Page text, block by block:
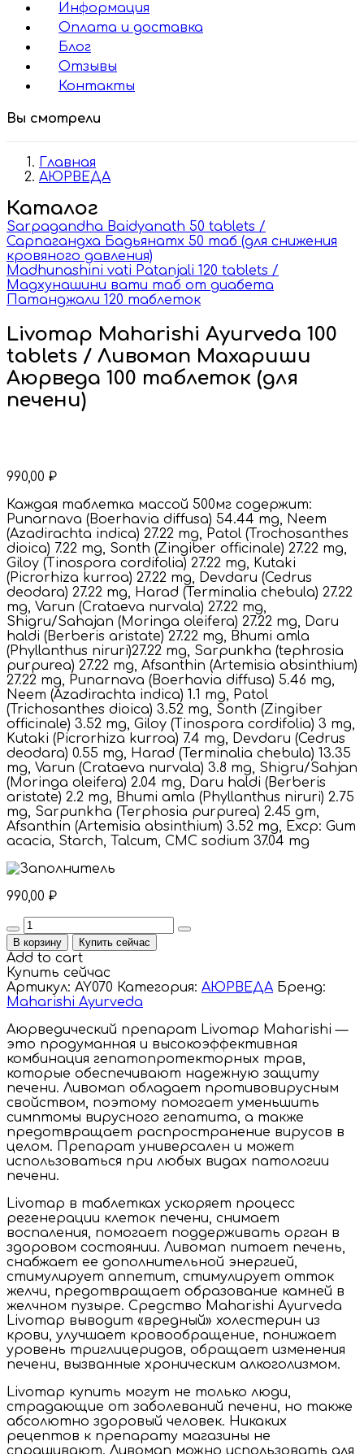
Информация
Оплата и доставка
Блог
Отзывы
Контакты
Вы смотрели
Главная
АЮРВЕДА
Каталог
Sarpagandha Baidyanath 50 tablets /
Сарпагандха Бадьянатх 50 таб (для снижения
кровяного давления)
Madhunashini vati Patanjali 120 tablets /
Мадхунашини вати таб от диабета
Патанджали 120 таблеток
Livomap Maharishi Ayurveda 100
tablets / Ливомап Махариши
Аюрведа 100 таблеток (для
печени)
990,00 ₽
Каждая таблетка массой 500мг содержит:
Punarnava (Boerhavia diffusa) 54.44 mg, Neem
(Azadirachta indica) 27.22 mg, Patol (Trochosanthes
dioica) 7.22 mg, Sonth (Zingiber officinale) 27.22 mg,
Giloy (Tinospora cordifolia) 27.22 mg, Kutaki
(Picrorhiza kurroa) 27.22 mg, Devdaru (Cedrus
deodara) 27.22 mg, Harad (Terminalia chebula) 27.22
mg, Varun (Crataeva nurvala) 27.22 mg,
Shigru/Sahajan (Moringa oleifera) 27.22 mg, Daru
haldi (Berberis aristate) 27.22 mg, Bhumi amla
(Phyllanthus niruri)27.22 mg, Sarpunkha (tephrosia
purpurea) 27.22 mg, Afsanthin (Artemisia absinthium)
27.22 mg, Punarnava (Boerhavia diffusa) 5.46 mg,
Neem (Azadirachta indica) 1.1 mg, Patol
(Trichosanthes dioica) 3.52 mg, Sonth (Zingiber
officinale) 3.52 mg, Giloy (Tinospora cordifolia) 3 mg,
Kutaki (Picrorhiza kurroa) 7.4 mg, Devdaru (Cedrus
deodara) 0.55 mg, Harad (Terminalia chebula) 13.35
mg, Varun (Crataeva nurvala) 3.8 mg, Shigru/Sahjan
(Moringa oleifera) 2.04 mg, Daru haldi (Berberis
aristate) 2.2 mg, Bhumi amla (Phyllanthus niruri) 2.75
mg, Sarpunkha (Terphosia purpurea) 2.45 gm,
Afsanthin (Artemisia absinthium) 3.52 mg, Excp: Gum
acacia, Starch, Talcum, CMC sodium 37.04 mg
990,00 ₽
Quantity
В корзину Купить сейчас
Add to cart
Купить сейчас
Артикул: AY070 Категория: АЮРВЕДА Бренд:
Maharishi Ayurveda
Аюрведический препарат Livomap Maharishi —
это продуманная и высокоэффективная
комбинация гепатопротекторных трав,
которые обеспечивают надежную защиту
печени. Ливомап обладает противовирусным
свойством, поэтому помогает уменьшить
симптомы вирусного гепатита, а также
предотвращает распространение вирусов в
целом. Препарат универсален и может
использоваться при любых видах патологии
печени.
Livomap в таблетках ускоряет процесс
регенерации клеток печени, снимает
воспаления, помогает поддерживать орган в
здоровом состоянии. Ливомап питает печень,
снабжает ее дополнительной энергией,
стимулирует аппетит, стимулирует отток
желчи, предотвращает образование камней в
желчном пузыре. Средство Maharishi Ayurveda
Livomap выводит «вредный» холестерин из
крови, улучшает кровообращение, понижает
уровень триглицеридов, обращает изменения
печени, вызванные хроническим алкоголизмом.
Livomap купить могут не только люди,
страдающие от заболеваний печени, но также
абсолютно здоровый человек. Никаких
рецептов к препарату магазины не
спрашивают. Ливомап можно использовать для